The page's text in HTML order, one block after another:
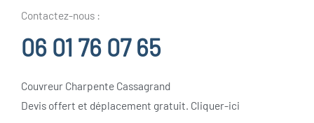
Contactez-nous :
06 01 76 07 65
Couvreur Charpente Cassagrand
Devis offert et déplacement gratuit. Cliquer-ici